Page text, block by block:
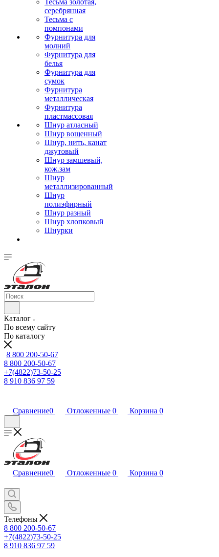
Тесьма золотая,
серебрянная
Тесьма с
помпонами
Фурнитура для
молний
Фурнитура для
белья
Фурнитура для
сумок
Фурнитура
металлическая
Фурнитура
пластмассовая
Шнур атласный
Шнур вощенный
Шнур, нить, канат
джутовый
Шнур замшевый,
кож.зам
Шнур
металлизированный
Шнур
полиэфирный
Шнур разный
Шнур хлопковый
Шнурки
Каталог
По всему сайту
По каталогу
8 800 200-50-67
8 800 200-50-67
+7(4822)73-50-25
8 910 836 97 59
Сравнение0 Отложенные 0 Корзина 0
Сравнение0 Отложенные 0 Корзина 0
Телефоны
8 800 200-50-67
+7(4822)73-50-25
8 910 836 97 59